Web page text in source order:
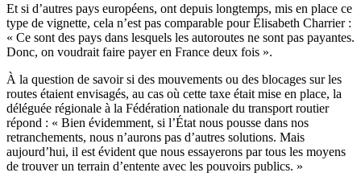
Et si d’autres pays européens, ont depuis longtemps, mis en place ce
type de vignette, cela n’est pas comparable pour Élisabeth Charrier :
« Ce sont des pays dans lesquels les autoroutes ne sont pas payantes.
Donc, on voudrait faire payer en France deux fois ».
À la question de savoir si des mouvements ou des blocages sur les
routes étaient envisagés, au cas où cette taxe était mise en place, la
déléguée régionale à la Fédération nationale du transport routier
répond : « Bien évidemment, si l’État nous pousse dans nos
retranchements, nous n’aurons pas d’autres solutions. Mais
aujourd’hui, il est évident que nous essayerons par tous les moyens
de trouver un terrain d’entente avec les pouvoirs publics. »